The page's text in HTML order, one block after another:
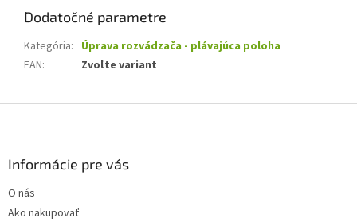
Dodatočné parametre
Kategória: Úprava rozvádzača - plávajúca poloha
EAN: Zvoľte variant
Informácie pre vás
O nás
Ako nakupovať